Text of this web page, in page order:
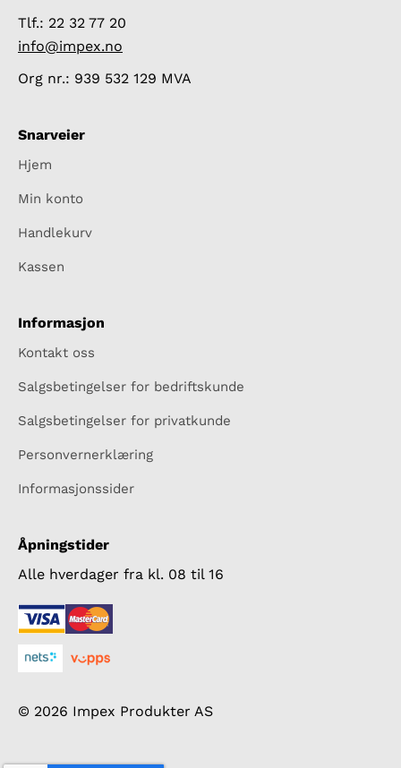
Tlf.: 22 32 77 20
info@impex.no
Org nr.: 939 532 129 MVA
Snarveier
Hjem
Min konto
Handlekurv
Kassen
Informasjon
Kontakt oss
Salgsbetingelser for bedriftskunde
Salgsbetingelser for privatkunde
Personvernerklæring
Informasjonssider
Åpningstider
Alle hverdager fra kl. 08 til 16
© 2026 Impex Produkter AS